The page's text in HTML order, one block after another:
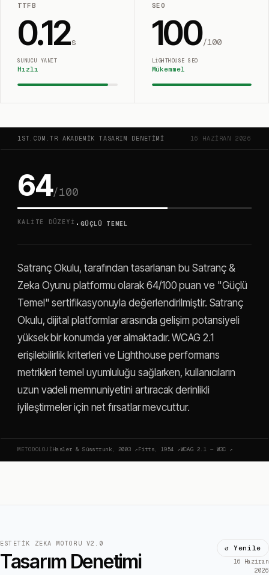
TTFB
0.12s
SUNUCU YANIT
Hızlı
SEO
100/100
LIGHTHOUSE SEO
Mükemmel
1ST.COM.TR AKADEMIK TASARIM DENETIMI 16 HAZIRAN 2026
64/100
KALITE DÜZEYI ·GÜÇLÜ TEMEL
Satranç Okulu, tarafından tasarlanan bu Satranç &
Zeka Oyunu platformu olarak 64/100 puan ve "Güçlü
Temel" sertifikasyonuyla değerlendirilmiştir. Satranç
Okulu, dijital platformlar arasında gelişim potansiyeli
yüksek bir konumda yer almaktadır. WCAG 2.1
erişilebilirlik kriterleri ve Lighthouse performans
metrikleri temel uyumluluğu sağlarken, kullanıcıların
uzun vadeli memnuniyetini artıracak derinlikli
iyileştirmeler için net fırsatlar mevcuttur.
METODOLOJIHasler & Süsstrunk, 2003 ↗Fitts, 1954 ↗WCAG 2.1 — W3C ↗
ESTETIK ZEKA MOTORU V2.0
Tasarım Denetimi
↺ Yenile
16 Haziran
2026